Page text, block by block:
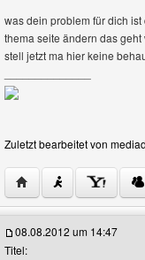
was dein problem für dich
thema seite ändern das
stell jetzt ma hier keine
Zuletzt bearbeitet von
Website dieses
08.08.2012 um 14:47
Titel: